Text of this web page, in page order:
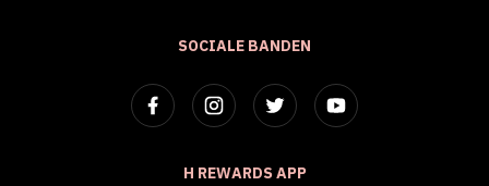
SOCIALE BANDEN
H REWARDS APP